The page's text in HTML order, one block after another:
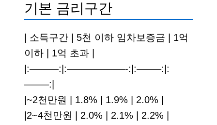
기본 금리구간
| 소득구간 | 5천 이하 임차보증금 | 1억
이하 | 1억 초과 |
|:———:|:——————-:|:——–:|:
——–:|
|~2천만원 | 1.8% | 1.9% | 2.0% |
|2~4천만원 | 2.0% | 2.1% | 2.2% |